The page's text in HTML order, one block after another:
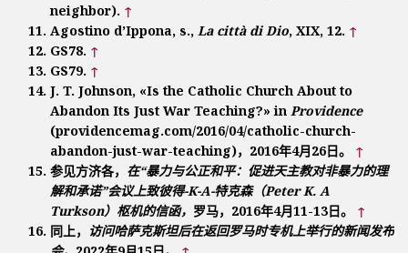
neighbor). ↑
Agostino d’Ippona, s., La città di Dio, XIX, 12. ↑
GS78. ↑
GS79. ↑
J. T. Johnson, «Is the Catholic Church About to
Abandon Its Just War Teaching?» in Providence
(providencemag.com/2016/04/catholic-church-
abandon-just-war-teaching)，2016年4月26日。 ↑
参见方济各， 在“暴力与公正和平：促进天主教对非暴力的理
解和承诺”会议上致彼得-K-A-特克森（Peter K. A
Turkson）枢机的信函， 罗马，2016年4月11-13日。 ↑
同上， 访问哈萨克斯坦后在返回罗马时专机上举行的新闻发布